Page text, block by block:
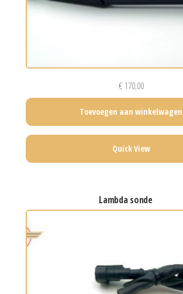
€170,00
Toevoegen aan winkelwagen
Quick View
lambda sonde